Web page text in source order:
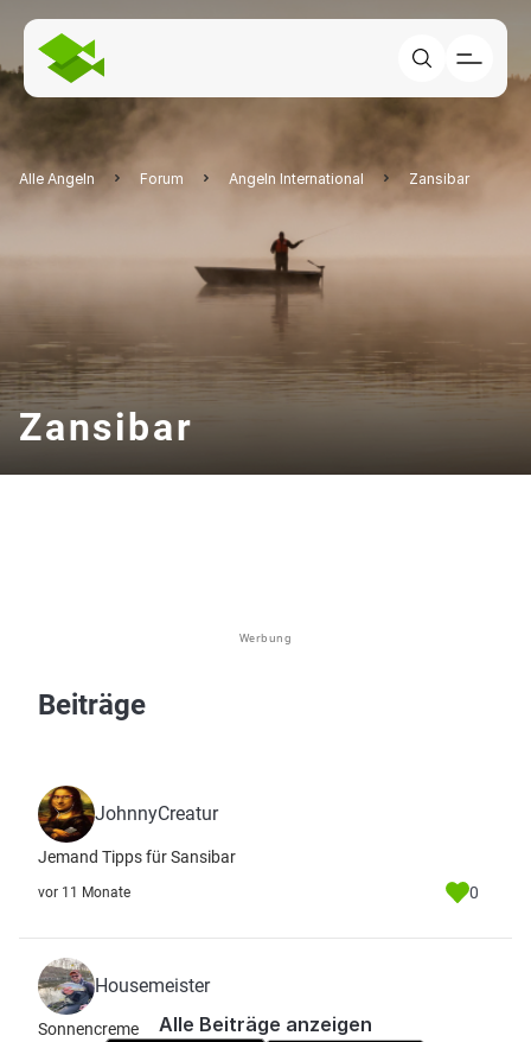
Alle Angeln Forum Angeln International Zansibar
Zansibar
Werbung
Beiträge
JohnnyCreatur
Jemand Tipps für Sansibar
vor 11 Monate 0
Housemeister
Sonnencreme Alle Beiträge anzeigen